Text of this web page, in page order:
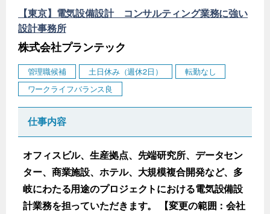
【東京】電気設備設計 コンサルティング業務に強い
設計事務所
株式会社プランテック
管理職候補 土日休み（週休2日）
転勤なし
ワークライフバランス良
仕事内容
オフィスビル、生産拠点、先端研究所、データセン
ター、商業施設、ホテル、大規模複合開発など、多
岐にわたる用途のプロジェクトにおける電気設備設
計業務を担っていただきます。 【変更の範囲：会社